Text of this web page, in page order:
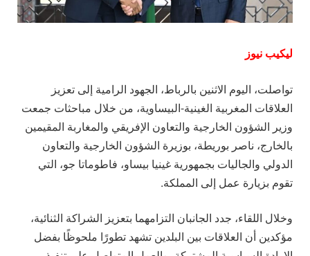
ليكيب نيوز
تواصلت، اليوم الاثنين بالرباط، الجهود الرامية إلى تعزيز
العلاقات المغربية الغينية-البيساوية، من خلال مباحثات جمعت
وزير الشؤون الخارجية والتعاون الإفريقي والمغاربة المقيمين
بالخارج، ناصر بوريطة، بوزيرة الشؤون الخارجية والتعاون
الدولي والجاليات بجمهورية غينيا بيساو، فاطوماتا جو، التي
تقوم بزيارة عمل إلى المملكة.
وخلال اللقاء، جدد الجانبان التزامهما بتعزيز الشراكة الثنائية،
مؤكدين أن العلاقات بين البلدين تشهد تطورًا ملحوظًا بفضل